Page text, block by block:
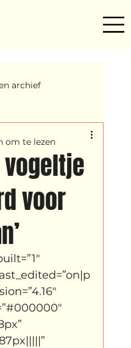
archief
OND
Switi Projecten
vogeltje
voor
om te lezen